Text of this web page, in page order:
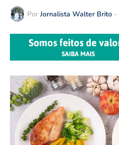
Por Jornalista Walter Brito -